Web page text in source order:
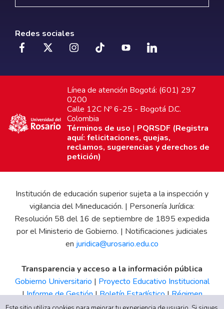
Redes sociales
Línea de atención Bogotá: (601) 297
0200
Calle 12C Nº 6-25 - Bogotá D.C.
Colombia
Términos de uso | PQRSDF (Registra
aquí: felicitaciones, quejas,
reclamos, sugerencias y derechos de
petición)
Institución de educación superior sujeta a la inspección y
vigilancia del Mineducación. | Personería Jurídica:
Resolución 58 del 16 de septiembre de 1895 expedida
por el Ministerio de Gobierno. | Notificaciones judiciales
en juridica@urosario.edu.co
Transparencia y acceso a la información pública
Gobierno Universitario | Proyecto Educativo Institucional
|Informe de Gestión|Boletín Estadístico|Régimen
Tributario|Estados Financieros |Código de Ética| Canal